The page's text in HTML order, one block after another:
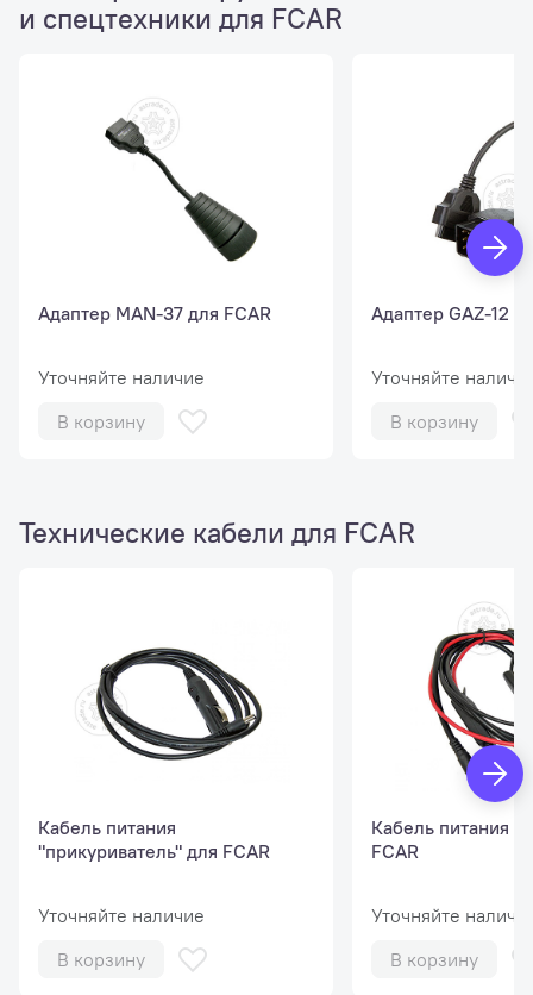
и спецтехники для FCAR
Адаптер MAN-37 для FCAR
Уточняйте наличие
В корзину
Адаптер GAZ-12
Уточняйте
В корзину
Технические кабели для FCAR
Кабель питания
"прикуриватель" для FCAR
Уточняйте наличие
В корзину
Кабель питания
FCAR
Уточняйте
В корзину